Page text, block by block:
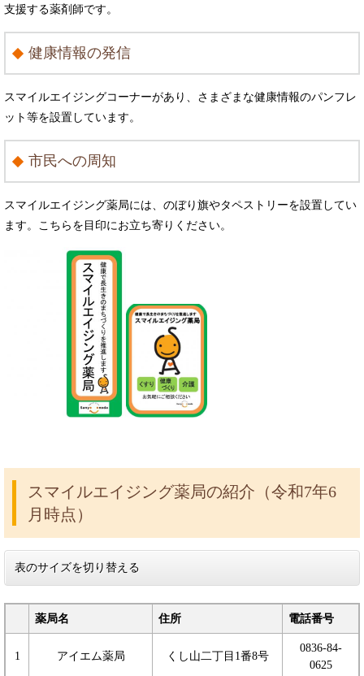
支援する薬剤師です。
健康情報の発信
スマイルエイジングコーナーがあり、さまざまな健康情報のパンフレ
ット等を設置しています。
市民への周知
スマイルエイジング薬局には、のぼり旗やタペストリーを設置してい
ます。こちらを目印にお立ち寄りください。
スマイルエイジング薬局の紹介（令和7年6
月時点）
表のサイズを切り替える
薬局名 住所 電話番号
1 アイエム薬局 くし山二丁目1番8号
0836-84-
0625